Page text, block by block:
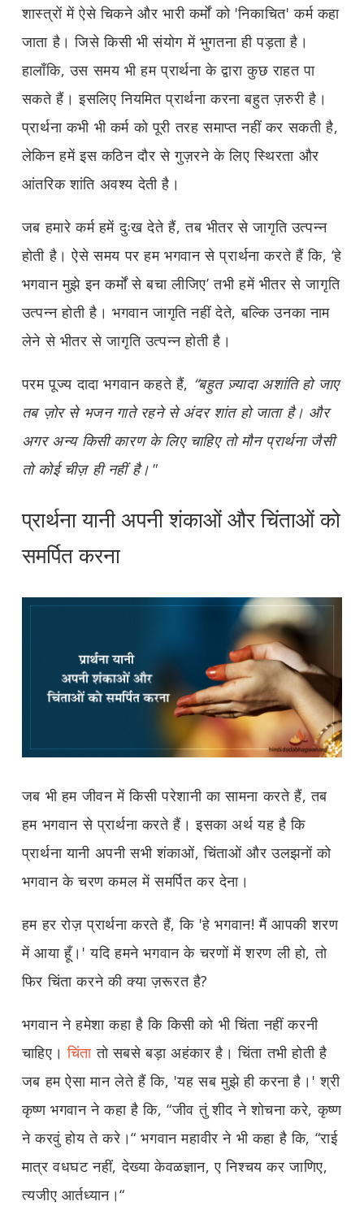
शास्त्रों में ऐसे चिकने और भारी कर्मों को 'निकाचित' कर्म कहा
जाता है। जिसे किसी भी संयोग में भुगतना ही पड़ता है।
हालाँकि, उस समय भी हम प्रार्थना के द्वारा कुछ राहत पा
सकते हैं। इसलिए नियमित प्रार्थना करना बहुत ज़रुरी है।
प्रार्थना कभी भी कर्म को पूरी तरह समाप्त नहीं कर सकती है,
लेकिन हमें इस कठिन दौर से गुज़रने के लिए स्थिरता और
आंतरिक शांति अवश्य देती है।
जब हमारे कर्म हमें दुःख देते हैं, तब भीतर से जागृति उत्पन्न
होती है। ऐसे समय पर हम भगवान से प्रार्थना करते हैं कि, ‘हे
भगवान मुझे इन कर्मों से बचा लीजिए’ तभी हमें भीतर से जागृति
उत्पन्न होती है। भगवान जागृति नहीं देते, बल्कि उनका नाम
लेने से भीतर से जागृति उत्पन्न होती है।
परम पूज्य दादा भगवान कहते हैं, “बहुत ज़्यादा अशांति हो जाए
तब ज़ोर से भजन गाते रहने से अंदर शांत हो जाता है। और
अगर अन्य किसी कारण के लिए चाहिए तो मौन प्रार्थना जैसी
तो कोई चीज़ ही नहीं है।"
प्रार्थना यानी अपनी शंकाओं और चिंताओं को
समर्पित करना
जब भी हम जीवन में किसी परेशानी का सामना करते हैं, तब
हम भगवान से प्रार्थना करते हैं। इसका अर्थ यह है कि
प्रार्थना यानी अपनी सभी शंकाओं, चिंताओं और उलझनों को
भगवान के चरण कमल में समर्पित कर देना।
हम हर रोज़ प्रार्थना करते हैं, कि 'हे भगवान! मैं आपकी शरण
में आया हूँ।' यदि हमने भगवान के चरणों में शरण ली हो, तो
फिर चिंता करने की क्या ज़रूरत है?
भगवान ने हमेशा कहा है कि किसी को भी चिंता नहीं करनी
चाहिए।चिंता तो सबसे बड़ा अहंकार है। चिंता तभी होती है
जब हम ऐसा मान लेते हैं कि, 'यह सब मुझे ही करना है।' श्री
कृष्ण भगवान ने कहा है कि, “जीव तुं शीद ने शोचना करे, कृष्ण
ने करवुं होय ते करे।“ भगवान महावीर ने भी कहा है कि, “राई
मात्र वधघट नहीं, देख्या केवळज्ञान, ए निश्चय कर जाणिए,
त्यजीए आर्तध्यान।“